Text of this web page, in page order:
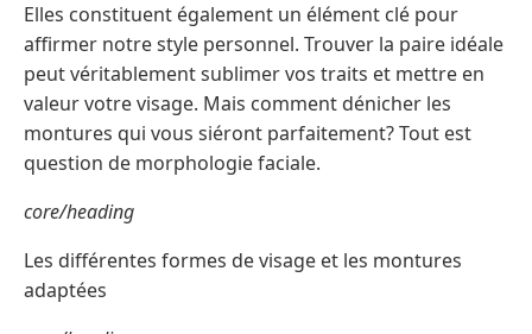
Elles constituent également un élément clé pour
affirmer notre style personnel. Trouver la paire idéale
peut véritablement sublimer vos traits et mettre en
valeur votre visage. Mais comment dénicher les
montures qui vous siéront parfaitement? Tout est
question de morphologie faciale.
core/heading
Les différentes formes de visage et les montures
adaptées